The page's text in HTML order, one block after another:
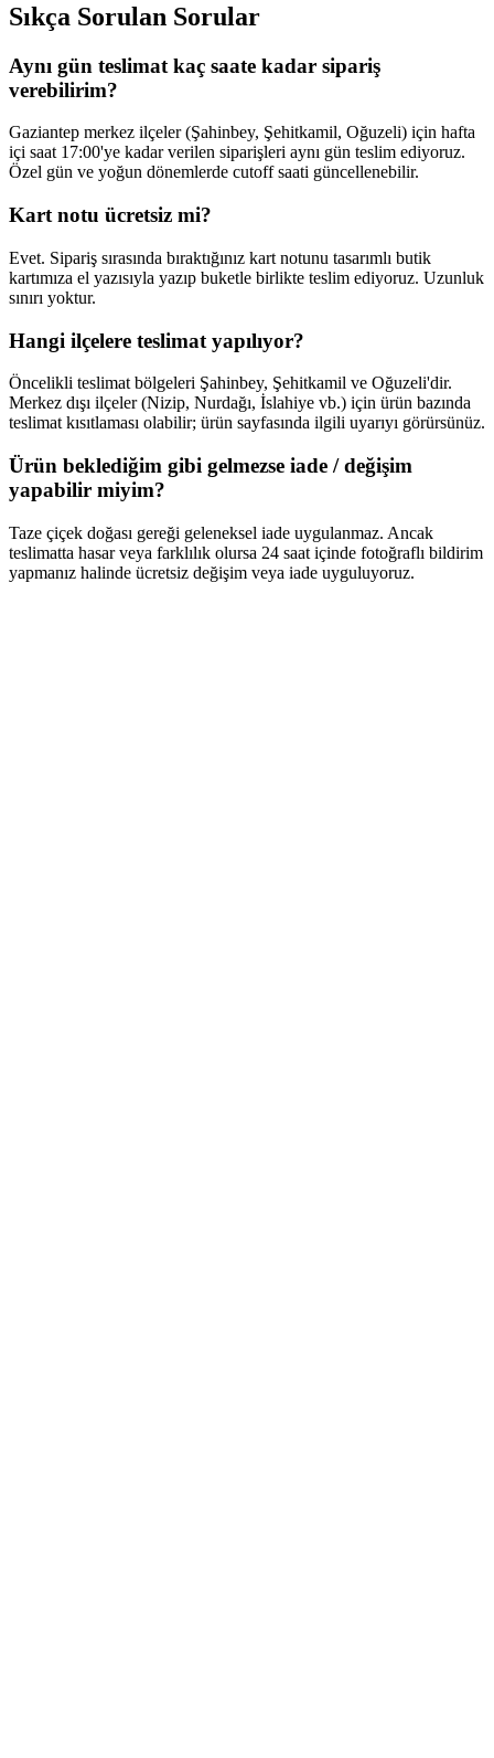
Sıkça Sorulan Sorular
Aynı gün teslimat kaç saate kadar sipariş
verebilirim?
Gaziantep merkez ilçeler (Şahinbey, Şehitkamil, Oğuzeli) için hafta
içi saat 17:00'ye kadar verilen siparişleri aynı gün teslim ediyoruz.
Özel gün ve yoğun dönemlerde cutoff saati güncellenebilir.
Kart notu ücretsiz mi?
Evet. Sipariş sırasında bıraktığınız kart notunu tasarımlı butik
kartımıza el yazısıyla yazıp buketle birlikte teslim ediyoruz. Uzunluk
sınırı yoktur.
Hangi ilçelere teslimat yapılıyor?
Öncelikli teslimat bölgeleri Şahinbey, Şehitkamil ve Oğuzeli'dir.
Merkez dışı ilçeler (Nizip, Nurdağı, İslahiye vb.) için ürün bazında
teslimat kısıtlaması olabilir; ürün sayfasında ilgili uyarıyı görürsünüz.
Ürün beklediğim gibi gelmezse iade / değişim
yapabilir miyim?
Taze çiçek doğası gereği geleneksel iade uygulanmaz. Ancak
teslimatta hasar veya farklılık olursa 24 saat içinde fotoğraflı bildirim
yapmanız halinde ücretsiz değişim veya iade uyguluyoruz.